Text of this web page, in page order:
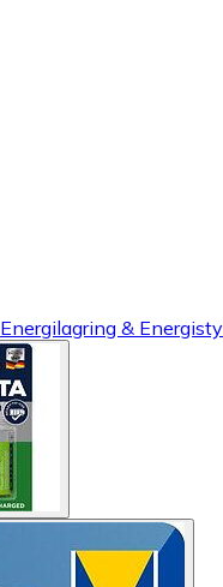
Energilagring &